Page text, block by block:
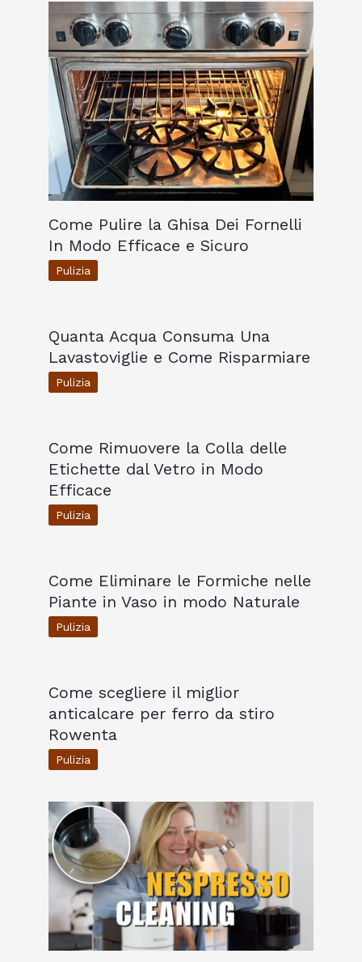
Come Pulire la Ghisa Dei Fornelli
In Modo Efficace e Sicuro
Pulizia
Quanta Acqua Consuma Una
Lavastoviglie e Come Risparmiare
Pulizia
Come Rimuovere la Colla delle
Etichette dal Vetro in Modo
Efficace
Pulizia
Come Eliminare le Formiche nelle
Piante in Vaso in modo Naturale
Pulizia
Come scegliere il miglior
anticalcare per ferro da stiro
Rowenta
Pulizia